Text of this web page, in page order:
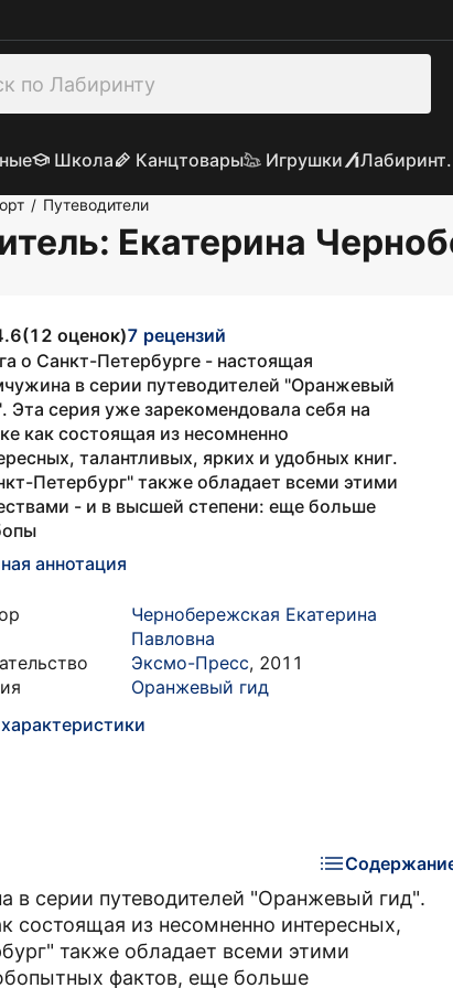
Школа Канцтовары Игрушки
/ Путеводители
: Екатерина
(12 оценок)7 рецензий
о Санкт-Петербурге - настоящая
в серии путеводителей "Оранжевый
Эта серия уже зарекомендовала себя на
как состоящая из несомненно
талантливых, ярких и удобных книг.
Петербург" также обладает всеми этими
- и в высшей степени: еще больше
аннотация
Чернобережская Екатерина
Павловна
Эксмо-Пресс, 2011
Оранжевый гид
в серии путеводителей "Оранжевый гид".
состоящая из несомненно интересных,
также обладает всеми этими
фактов, еще больше